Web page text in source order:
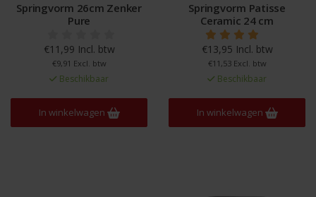
Springvorm 26cm Zenker
Pure
€11,99 Incl. btw
€9,91 Excl. btw
Beschikbaar
In winkelwagen
Springvorm Patisse
Ceramic 24 cm
€13,95 Incl. btw
€11,53 Excl. btw
Beschikbaar
In winkelwagen